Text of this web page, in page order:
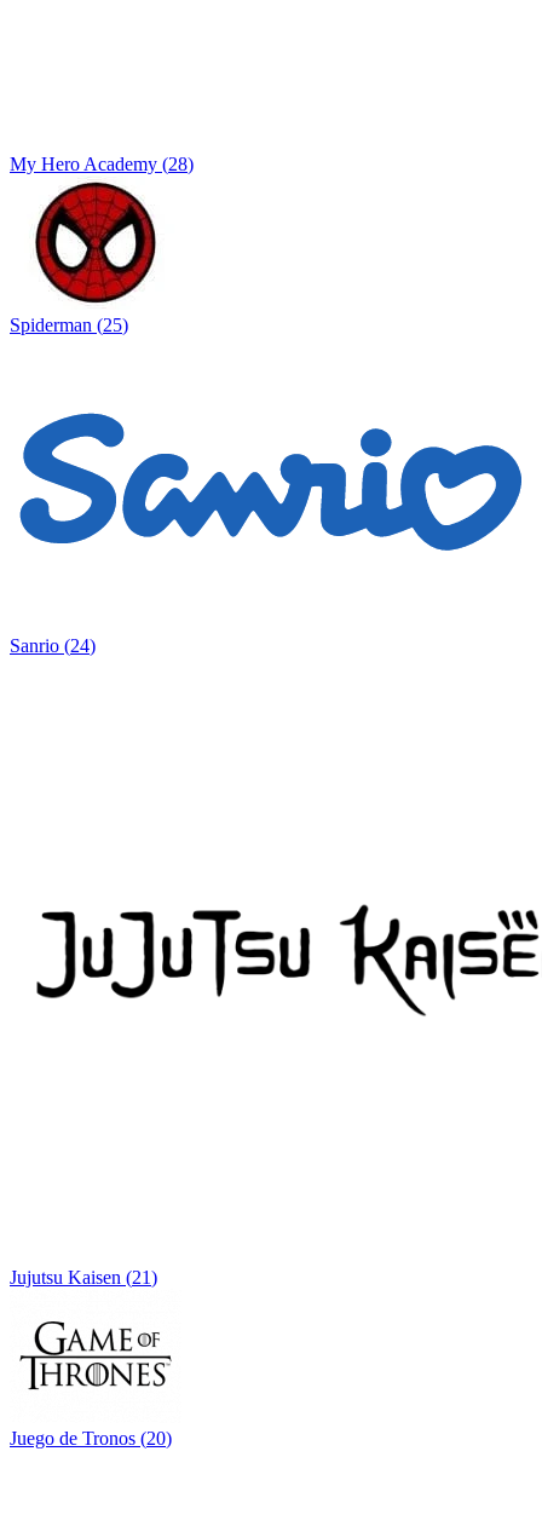
My Hero Academy (28)
Spiderman (25)
Sanrio (24)
Jujutsu Kaisen (21)
Juego de Tronos (20)